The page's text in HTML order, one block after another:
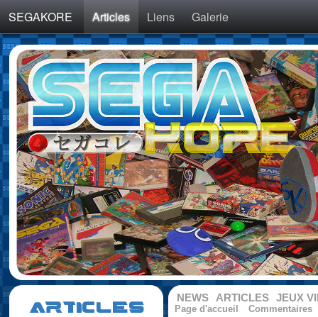
SEGAKORE Articles Liens Galerie
NEWS ARTICLES JEUX
Page d'accueil Commentaires
ARTICLES